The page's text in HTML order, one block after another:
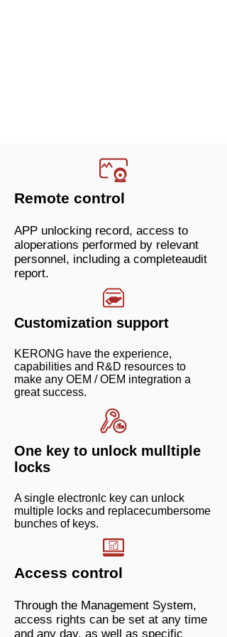
Remote control
APP unlocking record, access to
aloperations performed by relevant
personnel, including a completeaudit
report.
Customization support
KERONG have the experience,
capabilities and R&D resources to
make any OEM / OEM integration a
great success.
One key to unlock mulltiple
locks
A single electronlc key can unlock
multiple locks and replacecumbersome
bunches of keys.
Access control
Through the Management System,
access rights can be set at any time
and any day, as well as specific